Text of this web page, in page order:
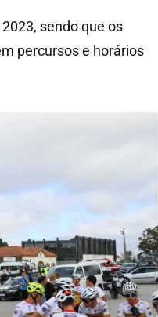
sendo que os
percursos e horários